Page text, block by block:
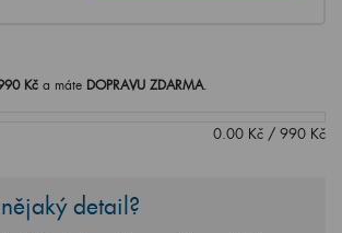
Kč a máte DOPRAVU ZDARMA.
0.00 Kč / 990 Kč
detail?